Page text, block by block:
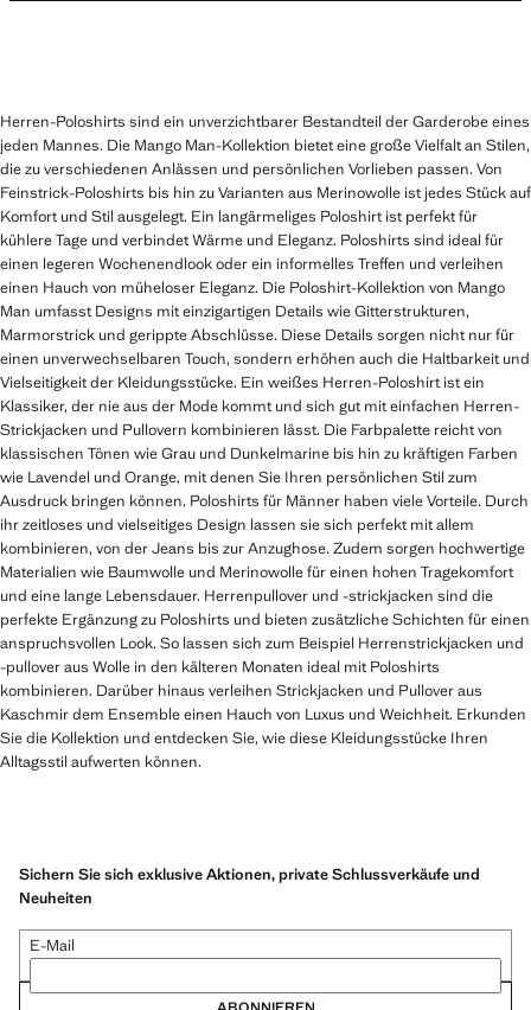
Herren-Poloshirts sind ein unverzichtbarer Bestandteil der Garderobe eines
jeden Mannes. Die Mango Man-Kollektion bietet eine große Vielfalt an Stilen,
die zu verschiedenen Anlässen und persönlichen Vorlieben passen. Von
Feinstrick-Poloshirts bis hin zu Varianten aus Merinowolle ist jedes Stück auf
Komfort und Stil ausgelegt. Ein langärmeliges Poloshirt ist perfekt für
kühlere Tage und verbindet Wärme und Eleganz. Poloshirts sind ideal für
einen legeren Wochenendlook oder ein informelles Treffen und verleihen
einen Hauch von müheloser Eleganz. Die Poloshirt-Kollektion von Mango
Man umfasst Designs mit einzigartigen Details wie Gitterstrukturen,
Marmorstrick und gerippte Abschlüsse. Diese Details sorgen nicht nur für
einen unverwechselbaren Touch, sondern erhöhen auch die Haltbarkeit und
Vielseitigkeit der Kleidungsstücke. Ein weißes Herren-Poloshirt ist ein
Klassiker, der nie aus der Mode kommt und sich gut mit einfachen Herren-
Strickjacken und Pullovern kombinieren lässt. Die Farbpalette reicht von
klassischen Tönen wie Grau und Dunkelmarine bis hin zu kräftigen Farben
wie Lavendel und Orange, mit denen Sie Ihren persönlichen Stil zum
Ausdruck bringen können. Poloshirts für Männer haben viele Vorteile. Durch
ihr zeitloses und vielseitiges Design lassen sie sich perfekt mit allem
kombinieren, von der Jeans bis zur Anzughose. Zudem sorgen hochwertige
Materialien wie Baumwolle und Merinowolle für einen hohen Tragekomfort
und eine lange Lebensdauer. Herrenpullover und -strickjacken sind die
perfekte Ergänzung zu Poloshirts und bieten zusätzliche Schichten für einen
anspruchsvollen Look. So lassen sich zum Beispiel Herrenstrickjacken und
-pullover aus Wolle in den kälteren Monaten ideal mit Poloshirts
kombinieren. Darüber hinaus verleihen Strickjacken und Pullover aus
Kaschmir dem Ensemble einen Hauch von Luxus und Weichheit. Erkunden
Sie die Kollektion und entdecken Sie, wie diese Kleidungsstücke Ihren
Alltagsstil aufwerten können.
Sichern Sie sich exklusive Aktionen, private Schlussverkäufe und
Neuheiten
E-Mail